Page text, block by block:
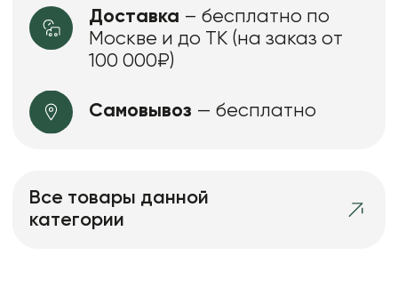
Доставка – бесплатно по
Москве и до ТК (на заказ от
100 000₽)
Самовывоз — бесплатно
Все товары данной
категории